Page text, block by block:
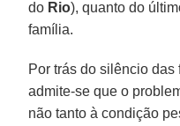
do Rio), quanto do
família.
Por trás do silêncio
admite-se que o
não tanto à condição